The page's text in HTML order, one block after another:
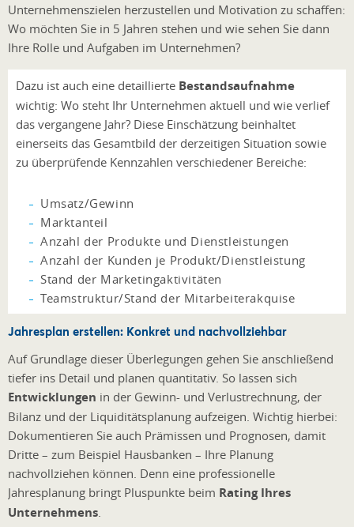
Unternehmenszielen herzustellen und Motivation zu schaffen:
Wo möchten Sie in 5 Jahren stehen und wie sehen Sie dann
Ihre Rolle und Aufgaben im Unternehmen?
Dazu ist auch eine detaillierte Bestandsaufnahme
wichtig: Wo steht Ihr Unternehmen aktuell und wie verlief
das vergangene Jahr? Diese Einschätzung beinhaltet
einerseits das Gesamtbild der derzeitigen Situation sowie
zu überprüfende Kennzahlen verschiedener Bereiche:
Umsatz/Gewinn
Marktanteil
Anzahl der Produkte und Dienstleistungen
Anzahl der Kunden je Produkt/Dienstleistung
Stand der Marketingaktivitäten
Teamstruktur/Stand der Mitarbeiterakquise
Jahresplan erstellen: Konkret und nachvollziehbar
Auf Grundlage dieser Überlegungen gehen Sie anschließend
tiefer ins Detail und planen quantitativ. So lassen sich
Entwicklungen in der Gewinn- und Verlustrechnung, der
Bilanz und der Liquiditätsplanung aufzeigen. Wichtig hierbei:
Dokumentieren Sie auch Prämissen und Prognosen, damit
Dritte – zum Beispiel Hausbanken – Ihre Planung
nachvollziehen können. Denn eine professionelle
Jahresplanung bringt Pluspunkte beim Rating Ihres
Unternehmens